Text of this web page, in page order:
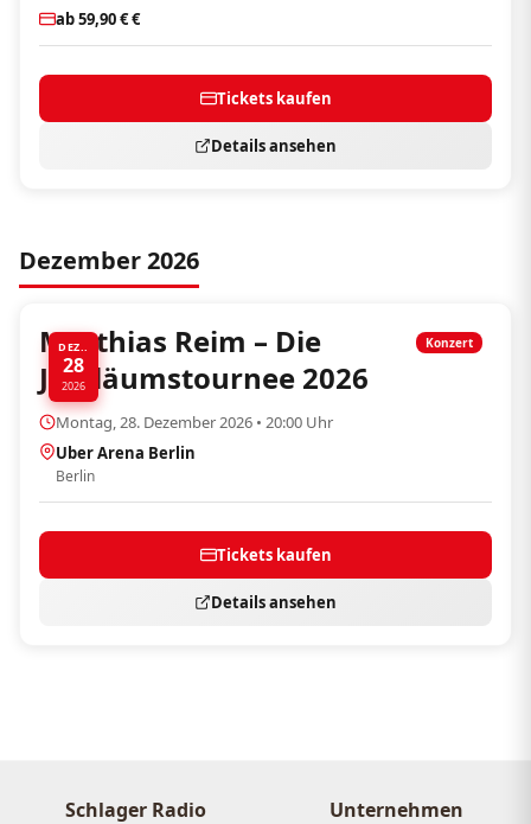
ab 59,90 € €
Tickets kaufen
Details ansehen
Dezember 2026
DEZ..
28
2026
Konzert
Matthias Reim – Die
Jubiläumstournee 2026
Montag, 28. Dezember 2026 • 20:00 Uhr
Uber Arena Berlin
Berlin
Tickets kaufen
Details ansehen
Schlager Radio Unternehmen